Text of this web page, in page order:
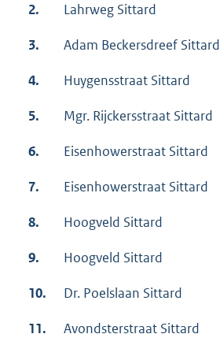
2. Lahrweg Sittard
3. Adam Beckersdreef Sittard
4. Huygensstraat Sittard
5. Mgr. Rijckersstraat Sittard
6. Eisenhowerstraat Sittard
7. Eisenhowerstraat Sittard
8. Hoogveld Sittard
9. Hoogveld Sittard
10. Dr. Poelslaan Sittard
11. Avondsterstraat Sittard